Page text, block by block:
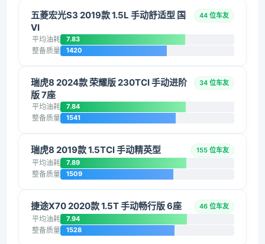
五菱宏光S3 2019款 1.5L 手动舒适型 国
VI
44 位车友
平均油耗 7.83
整备质量 1420
瑞虎8 2024款 荣耀版 230TCI 手动进阶
版 7座
34 位车友
平均油耗 7.84
整备质量 1541
瑞虎8 2019款 1.5TCI 手动精英型 155 位车友
平均油耗 7.89
整备质量 1509
捷途X70 2020款 1.5T 手动畅行版 6座 46 位车友
平均油耗 7.94
整备质量 1528